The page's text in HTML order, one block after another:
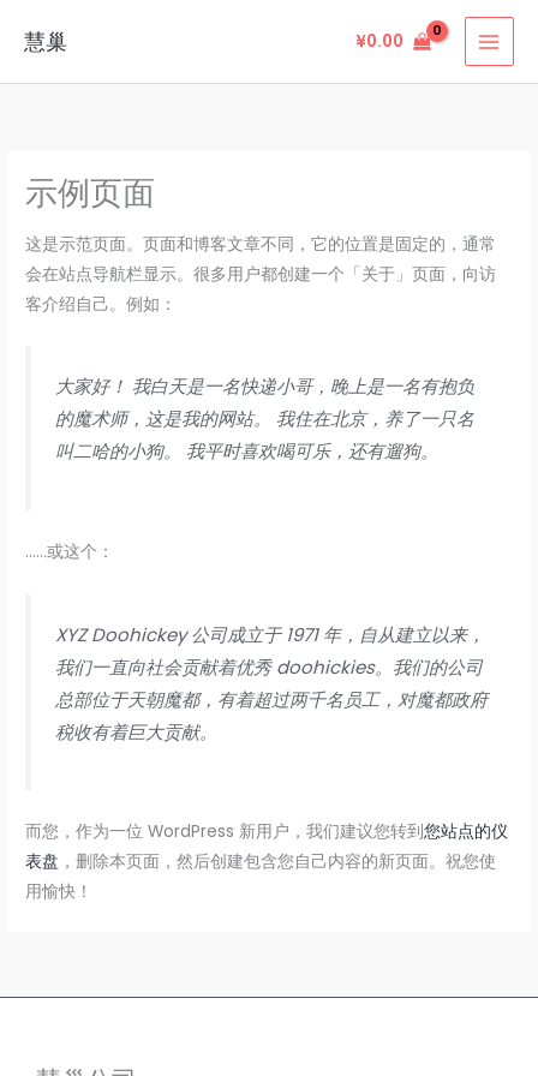
慧巢 ¥0.00
示例页面
这是示范页面。页面和博客文章不同，它的位置是固定的，通常
会在站点导航栏显示。很多用户都创建一个「关于」页面，向访
客介绍自己。例如：
大家好！ 我白天是一名快递小哥，晚上是一名有抱负
的魔术师，这是我的网站。 我住在北京，养了一只名
叫二哈的小狗。 我平时喜欢喝可乐，还有遛狗。
……或这个：
XYZ Doohickey 公司成立于 1971 年，自从建立以来，
我们一直向社会贡献着优秀 doohickies。我们的公司
总部位于天朝魔都，有着超过两千名员工，对魔都政府
税收有着巨大贡献。
而您，作为一位 WordPress 新用户，我们建议您转到您站点的仪
表盘 ，删除本页面，然后创建包含您自己内容的新页面。祝您使
用愉快！